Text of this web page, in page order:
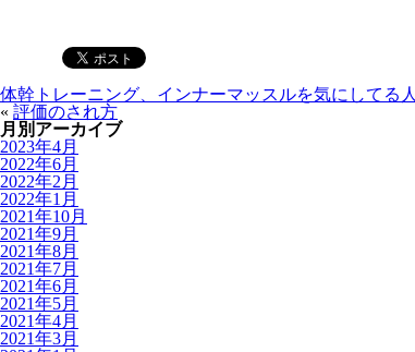
体幹トレーニング、インナーマッスルを気にしてる人
« 評価のされ方
月別アーカイブ
2023年4月
2022年6月
2022年2月
2022年1月
2021年10月
2021年9月
2021年8月
2021年7月
2021年6月
2021年5月
2021年4月
2021年3月